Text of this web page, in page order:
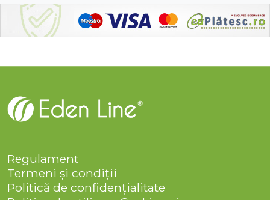
Regulament
Termeni și condiții
Politică de confidențialitate